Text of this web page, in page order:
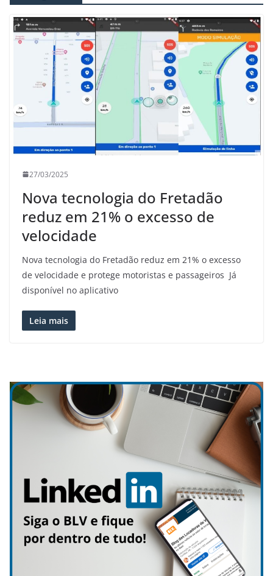
27/03/2025
Nova tecnologia do Fretadão
reduz em 21% o excesso de
velocidade
Nova tecnologia do Fretadão reduz em 21% o excesso
de velocidade e protege motoristas e passageiros Já
disponível no aplicativo
Leia mais